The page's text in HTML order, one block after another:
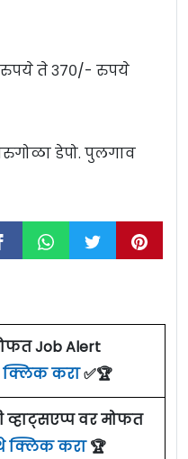
ते ३७०/- रुपये
डेपो. पुलगाव
Job Alert
करा✅🏆
व्हाट्सएप्प वर मोफत
क्लिक करा🏆